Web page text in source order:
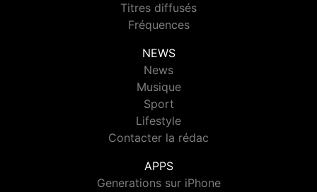
Titres diffusés
Fréquences
NEWS
News
Musique
Sport
Lifestyle
Contacter la rédac
APPS
Generations sur iPhone